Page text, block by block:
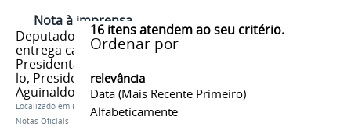
16itens atendem ao seu critério.
Ordenar por
relevância
Data (mais Recente Primeiro)
Alfabeticamente
Nota à imprensa
Deputado Mário Negromonte
entrega carta de demissão à
Presidenta Dilma. Para substituí-
lo, Presidenta convida o deputado
Aguinaldo Ribeiro.
Localizado em Presidência …
Notas Oficiais